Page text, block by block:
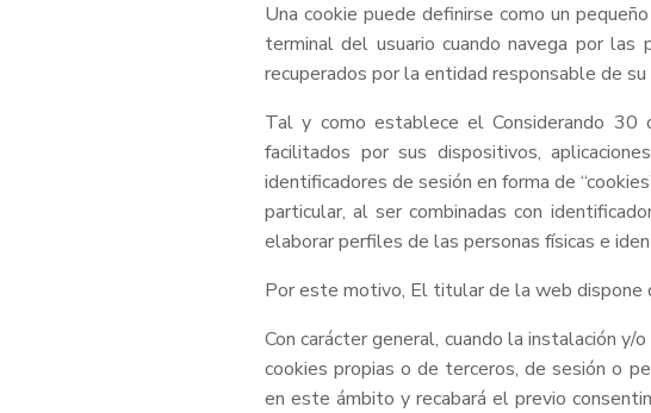
Una cookie puede definirse como un
terminal del usuario cuando navega por
recuperados por la entidad responsable de
Tal y como establece el Considerando 30
facilitados por sus dispositivos,
identificadores de sesión en forma de
particular, al ser combinadas con
elaborar perfiles de las personas físicas e
Por este motivo, El titular de la web dispone
Con carácter general, cuando la instalación
cookies propias o de terceros, de sesión o
en este ámbito y recabará el previo